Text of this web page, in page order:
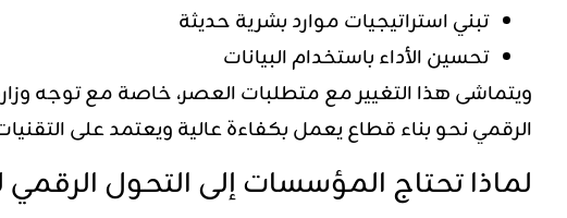
تبني استراتيجيات موارد بشرية حديثة
تحسين الأداء باستخدام البيانات
ويتماشى هذا التغيير مع متطلبات العصر، خاصة مع توجه
الرقمي نحو بناء قطاع يعمل بكفاءة عالية ويعتمد على
لماذا تحتاج المؤسسات إلى التحول الرقمي